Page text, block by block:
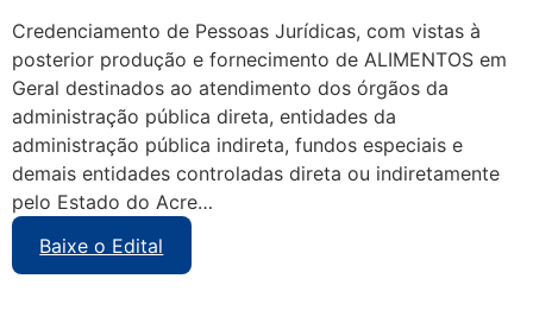
Credenciamento de Pessoas Jurídicas, com vistas à
posterior produção e fornecimento de ALIMENTOS em
Geral destinados ao atendimento dos órgãos da
administração pública direta, entidades da
administração pública indireta, fundos especiais e
demais entidades controladas direta ou indiretamente
pelo Estado do Acre…
Baixe o Edital